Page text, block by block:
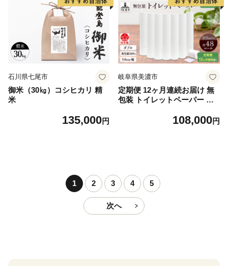
石川県七尾市
御米（30㎏）コシヒカリ 精
米
135,000円
岐阜県美濃市
定期便 12ヶ月連続お届け 無
包装 トイレットペーパー ダ
パー エコ 日用品 消耗品 生活
108,000円
1 2 3 4 5
次へ